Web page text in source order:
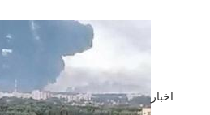
اخبار